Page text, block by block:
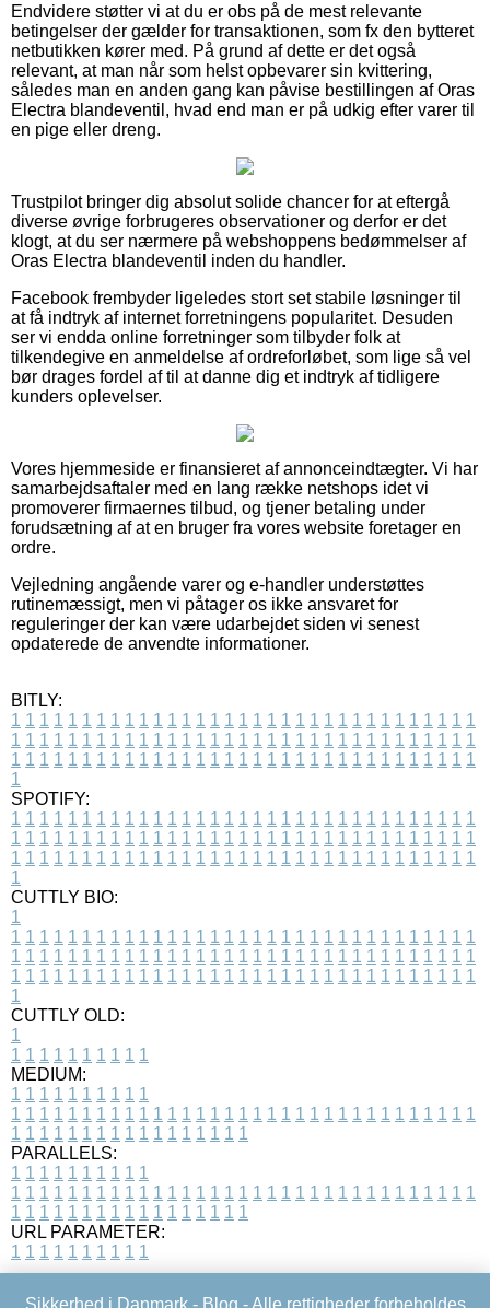
Endvidere støtter vi at du er obs på de mest relevante
betingelser der gælder for transaktionen, som fx den bytteret
netbutikken kører med. På grund af dette er det også
relevant, at man når som helst opbevarer sin kvittering,
således man en anden gang kan påvise bestillingen af Oras
Electra blandeventil, hvad end man er på udkig efter varer til
en pige eller dreng.
Trustpilot bringer dig absolut solide chancer for at eftergå
diverse øvrige forbrugeres observationer og derfor er det
klogt, at du ser nærmere på webshoppens bedømmelser af
Oras Electra blandeventil inden du handler.
Facebook frembyder ligeledes stort set stabile løsninger til
at få indtryk af internet forretningens popularitet. Desuden
ser vi endda online forretninger som tilbyder folk at
tilkendegive en anmeldelse af ordreforløbet, som lige så vel
bør drages fordel af til at danne dig et indtryk af tidligere
kunders oplevelser.
Vores hjemmeside er finansieret af annonceindtægter. Vi har
samarbejdsaftaler med en lang række netshops idet vi
promoverer firmaernes tilbud, og tjener betaling under
forudsætning af at en bruger fra vores website foretager en
ordre.
Vejledning angående varer og e-handler understøttes
rutinemæssigt, men vi påtager os ikke ansvaret for
reguleringer der kan være udarbejdet siden vi senest
opdaterede de anvendte informationer.
BITLY:
1 1 1 1 1 1 1 1 1 1 1 1 1 1 1 1 1 1 1 1 1 1 1 1 1 1 1 1 1 1 1 1 1
1 1 1 1 1 1 1 1 1 1 1 1 1 1 1 1 1 1 1 1 1 1 1 1 1 1 1 1 1 1 1 1 1
1 1 1 1 1 1 1 1 1 1 1 1 1 1 1 1 1 1 1 1 1 1 1 1 1 1 1 1 1 1 1 1 1
1
SPOTIFY:
1 1 1 1 1 1 1 1 1 1 1 1 1 1 1 1 1 1 1 1 1 1 1 1 1 1 1 1 1 1 1 1 1
1 1 1 1 1 1 1 1 1 1 1 1 1 1 1 1 1 1 1 1 1 1 1 1 1 1 1 1 1 1 1 1 1
1 1 1 1 1 1 1 1 1 1 1 1 1 1 1 1 1 1 1 1 1 1 1 1 1 1 1 1 1 1 1 1 1
1
CUTTLY BIO:
1
1 1 1 1 1 1 1 1 1 1 1 1 1 1 1 1 1 1 1 1 1 1 1 1 1 1 1 1 1 1 1 1 1
1 1 1 1 1 1 1 1 1 1 1 1 1 1 1 1 1 1 1 1 1 1 1 1 1 1 1 1 1 1 1 1 1
1 1 1 1 1 1 1 1 1 1 1 1 1 1 1 1 1 1 1 1 1 1 1 1 1 1 1 1 1 1 1 1 1
1
CUTTLY OLD:
1
1 1 1 1 1 1 1 1 1 1
MEDIUM:
1 1 1 1 1 1 1 1 1 1
1 1 1 1 1 1 1 1 1 1 1 1 1 1 1 1 1 1 1 1 1 1 1 1 1 1 1 1 1 1 1 1 1
1 1 1 1 1 1 1 1 1 1 1 1 1 1 1 1 1
PARALLELS:
1 1 1 1 1 1 1 1 1 1
1 1 1 1 1 1 1 1 1 1 1 1 1 1 1 1 1 1 1 1 1 1 1 1 1 1 1 1 1 1 1 1 1
1 1 1 1 1 1 1 1 1 1 1 1 1 1 1 1 1
URL PARAMETER:
1 1 1 1 1 1 1 1 1 1
Sikkerhed i Danmark - Blog - Alle rettigheder forbeholdes